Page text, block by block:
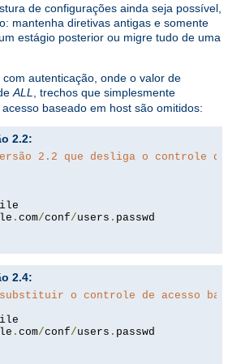
de configurações ainda seja possível,
mantenha diretivas antigas e somente
estágio posterior ou migre tudo de uma
autenticação, onde o valor de
ALL
, trechos que simplesmente
baseado em host são omitidos:
2.2:
2.2 que desliga o controle de
. com/conf/users .
2.4:
o controle de acesso
. com/conf/users .